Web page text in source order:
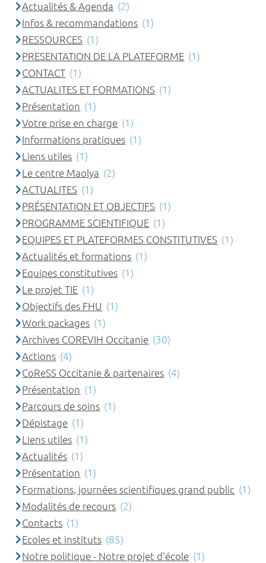
Actualités & Agenda (2)
Infos & recommandations (1)
RESSOURCES (1)
PRESENTATION DE LA PLATEFORME (1)
CONTACT (1)
ACTUALITES ET FORMATIONS (1)
Présentation (1)
Votre prise en charge (1)
Informations pratiques (1)
Liens utiles (1)
Le centre Maolya (2)
ACTUALITES (1)
PRÉSENTATION ET OBJECTIFS (1)
PROGRAMME SCIENTIFIQUE (1)
EQUIPES ET PLATEFORMES CONSTITUTIVES (1)
Actualités et formations (1)
Equipes constitutives (1)
Le projet TIE (1)
Objectifs des FHU (1)
Work packages (1)
Archives COREVIH Occitanie (30)
Actions (4)
CoReSS Occitanie & partenaires (4)
Présentation (1)
Parcours de soins (1)
Dépistage (1)
Liens utiles (1)
Actualités (1)
Présentation (1)
Formations, journées scientifiques grand public (1)
Modalités de recours (2)
Contacts (1)
Ecoles et instituts (85)
Notre politique - Notre projet d'école (1)